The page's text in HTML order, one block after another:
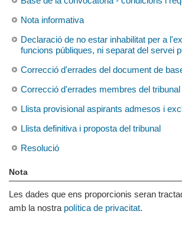
Nota informativa
Declaració de no estar inhabilitat per a
funcions públiques, ni separat del servei
Correcció d'errades del document de
Correcció d'errades membres del tribunal
Llista provisional aspirants admesos i
Llista definitiva i proposta del tribunal
Resolució
Nota
Les dades que ens proporcionis seran
amb la nostra política de privacitat.